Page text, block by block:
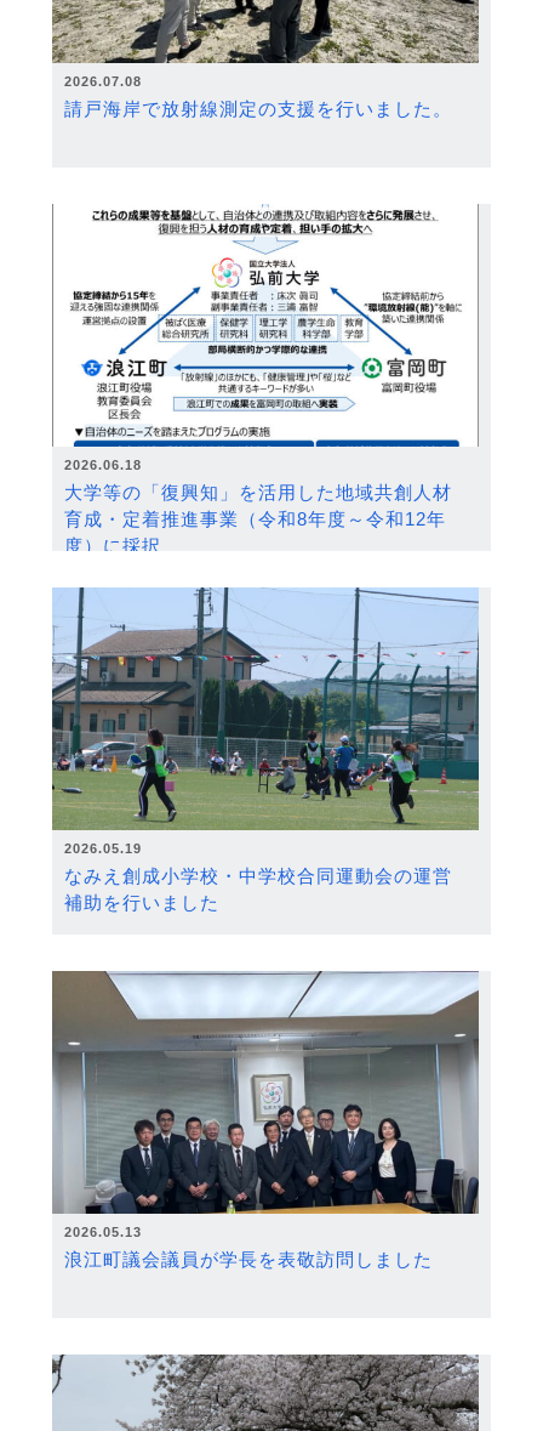
2026.07.08
請戸海岸で放射線測定の支援を行いました。
2026.06.18
大学等の「復興知」を活用した地域共創人材
育成・定着推進事業（令和8年度～令和12年
度）に採択
2026.05.19
なみえ創成小学校・中学校合同運動会の運営
補助を行いました
2026.05.13
浪江町議会議員が学長を表敬訪問しました